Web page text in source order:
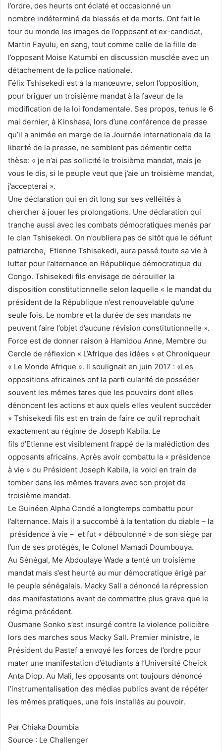
l’ordre, des heurts ont éclaté et occasionné un
nombre indéterminé de blessés et de morts. Ont fait le
tour du monde les images de l’opposant et ex-candidat,
Martin Fayulu, en sang, tout comme celle de la fille de
l’opposant Moise Katumbi en discussion musclée avec un
détachement de la police nationale.
Félix Tshisekedi est à la manœuvre, selon l’opposition,
pour briguer un troisième mandat à la faveur de la
modification de la loi fondamentale. Ses propos, tenus le 6
mai dernier, à Kinshasa, lors d’une conférence de presse
qu’il a animée en marge de la Journée internationale de la
liberté de la presse, ne semblent pas démentir cette
thèse: « je n’ai pas sollicité le troisième mandat, mais je
vous le dis, si le peuple veut que j’aie un troisième mandat,
j’accepterai ».
Une déclaration qui en dit long sur ses velléités à
chercher à jouer les prolongations. Une déclaration qui
tranche aussi avec les combats démocratiques menés par
le clan Tshisekedi. On n’oubliera pas de sitôt que le défunt
patriarche, Etienne Tshisekedi, aura passé toute sa vie à
lutter pour l’alternance en République démocratique du
Congo. Tshisekedi fils envisage de dérouiller la
disposition constitutionnelle selon laquelle « le mandat du
président de la République n’est renouvelable qu’une
seule fois. Le nombre et la durée de ses mandats ne
peuvent faire l’objet d’aucune révision constitutionnelle ».
Force est de donner raison à Hamidou Anne, Membre du
Cercle de réflexion « L’Afrique des idées » et Chroniqueur
« Le Monde Afrique ». Il soulignait en juin 2017 : «Les
oppositions africaines ont la parti cularité de posséder
souvent les mêmes tares que les pouvoirs dont elles
dénoncent les actions et aux quels elles veulent succéder
» Tshisekedi fils est en train de faire ce qu’il reprochait
exactement au régime de Joseph Kabila. Le
fils d’Etienne est visiblement frappé de la malédiction des
opposants africains. Après avoir combattu la « présidence
à vie » du Président Joseph Kabila, le voici en train de
tomber dans les mêmes travers avec son projet de
troisième mandat.
Le Guinéen Alpha Condé a longtemps combattu pour
l’alternance. Mais il a succombé à la tentation du diable – la
présidence à vie – et fut « déboulonné » de son siège par
l’un de ses protégés, le Colonel Mamadi Doumbouya.
Au Sénégal, Me Abdoulaye Wade a tenté un troisième
mandat mais s’est heurté au mur démocratique érigé par
le peuple sénégalais. Macky Sall a dénoncé la répression
des manifestations avant de commettre plus grave que le
régime précédent.
Ousmane Sonko s’est insurgé contre la violence policière
lors des marches sous Macky Sall. Premier ministre, le
Président du Pastef a envoyé les forces de l’ordre pour
mater une manifestation d’étudiants à l’Université Cheick
Anta Diop. Au Mali, les opposants ont toujours dénoncé
l’instrumentalisation des médias publics avant de répéter
les mêmes pratiques, une fois installés au pouvoir.
Par Chiaka Doumbia
Source : Le Challenger